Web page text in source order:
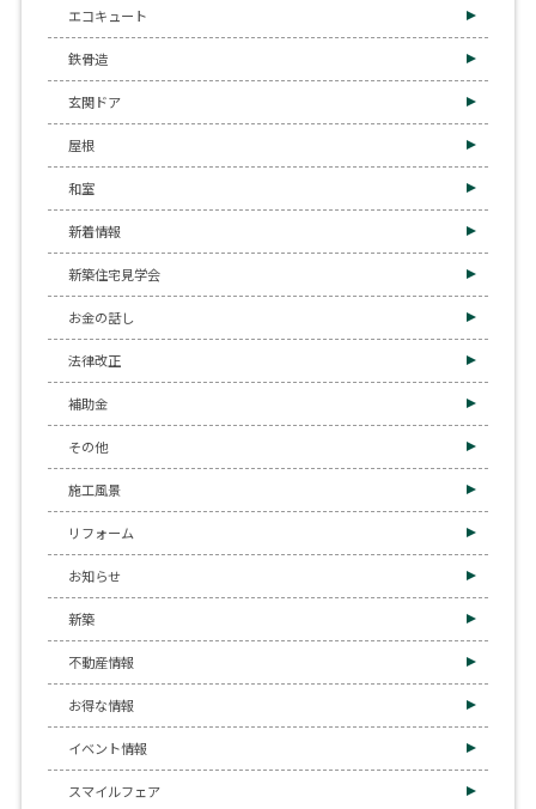
エコキュート
鉄骨造
玄関ドア
屋根
和室
新着情報
新築住宅見学会
お金の話し
法律改正
補助金
その他
施工風景
リフォーム
お知らせ
新築
不動産情報
お得な情報
イベント情報
スマイルフェア